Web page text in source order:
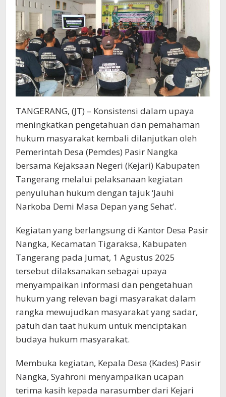
TANGERANG, (JT) – Konsistensi dalam upaya
meningkatkan pengetahuan dan pemahaman
hukum masyarakat kembali dilanjutkan oleh
Pemerintah Desa (Pemdes) Pasir Nangka
bersama Kejaksaan Negeri (Kejari) Kabupaten
Tangerang melalui pelaksanaan kegiatan
penyuluhan hukum dengan tajuk ‘Jauhi
Narkoba Demi Masa Depan yang Sehat’.
Kegiatan yang berlangsung di Kantor Desa Pasir
Nangka, Kecamatan Tigaraksa, Kabupaten
Tangerang pada Jumat, 1 Agustus 2025
tersebut dilaksanakan sebagai upaya
menyampaikan informasi dan pengetahuan
hukum yang relevan bagi masyarakat dalam
rangka mewujudkan masyarakat yang sadar,
patuh dan taat hukum untuk menciptakan
budaya hukum masyarakat.
Membuka kegiatan, Kepala Desa (Kades) Pasir
Nangka, Syahroni menyampaikan ucapan
terima kasih kepada narasumber dari Kejari